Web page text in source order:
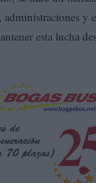
administraciones y
esta lucha